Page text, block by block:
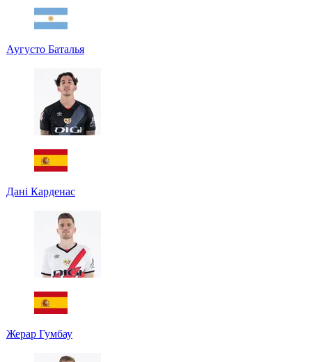
Аугусто Баталья
Дані Карденас
Жерар Гумбау